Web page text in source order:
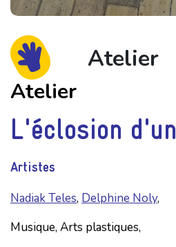
Atelier
Atelier
L'éclosion
Artistes
Nadiak Teles, Delphine Noly,
Musique, Arts plastiques,